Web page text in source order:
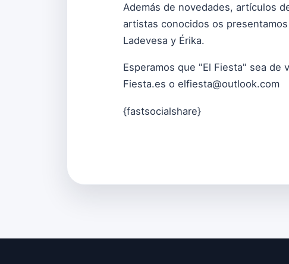
Además de novedades, artículos
artistas conocidos os
Ladevesa y Érika.
Esperamos que "El Fiesta" sea de
Fiesta.es o elfiesta@outlook.com
{fastsocialshare}